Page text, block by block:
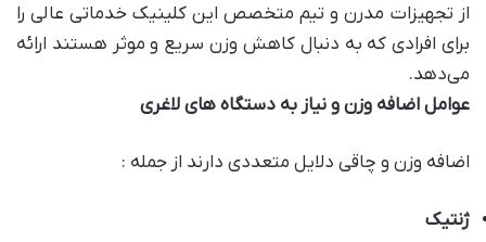
از تجهیزات مدرن و تیم متخصص این کلینیک خدماتی عالی را
برای افرادی که به دنبال کاهش وزن سریع و موثر هستند ارائه
می‌دهد.
عوامل اضافه وزن و نیاز به دستگاه های لاغری
اضافه وزن و چاقی دلایل متعددی دارند از جمله :
ژنتیک